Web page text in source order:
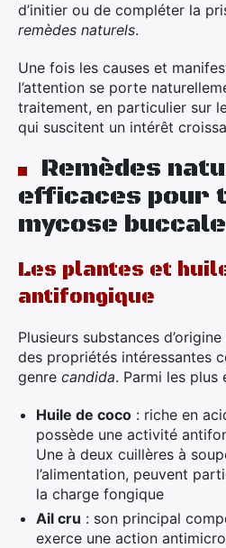
d’initier ou de compléter la
remèdes naturels.
Une fois les causes et
l’attention se porte
traitement, en particulier sur
qui suscitent un intérêt
Remèdes
efficaces pour
mycose buccale
Les plantes et
antifongique
Plusieurs substances
des propriétés intéressantes
genre candida. Parmi les plus
Huile de coco : riche en
possède une activité
Une à deux cuillères à
l’alimentation, peuvent
la charge fongique
Ail cru : son principal
exerce une action